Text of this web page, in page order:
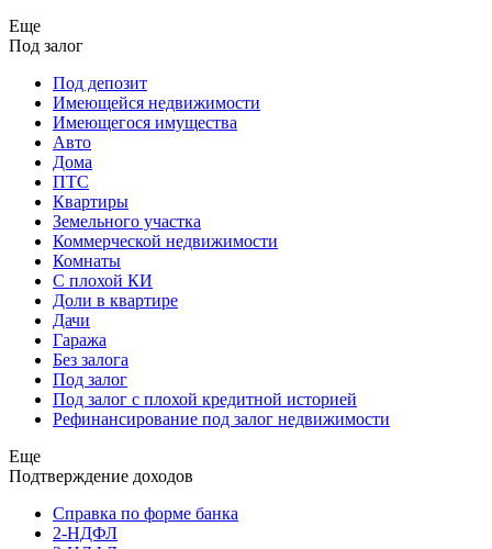
Еще
Под залог
Под депозит
Имеющейся недвижимости
Имеющегося имущества
Авто
Дома
ПТС
Квартиры
Земельного участка
Коммерческой недвижимости
Комнаты
С плохой КИ
Доли в квартире
Дачи
Гаража
Без залога
Под залог
Под залог с плохой кредитной историей
Рефинансирование под залог недвижимости
Еще
Подтверждение доходов
Справка по форме банка
2-НДФЛ